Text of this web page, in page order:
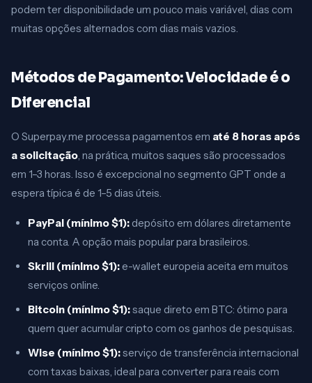
podem ter disponibilidade um pouco mais variável, dias com
muitas opções alternados com dias mais vazios.
Métodos de Pagamento: Velocidade é o
Diferencial
O Superpay.me processa pagamentos em até 8 horas após
a solicitação, na prática, muitos saques são processados
em 1–3 horas. Isso é excepcional no segmento GPT onde a
espera típica é de 1–5 dias úteis.
PayPal (mínimo $1): depósito em dólares diretamente
na conta. A opção mais popular para brasileiros.
Skrill (mínimo $1): e-wallet europeia aceita em muitos
serviços online.
Bitcoin (mínimo $1):saque direto em BTC: ótimo para
quem quer acumular cripto com os ganhos de pesquisas.
Wise (mínimo $1):serviço de transferência internacional
com taxas baixas, ideal para converter para reais com